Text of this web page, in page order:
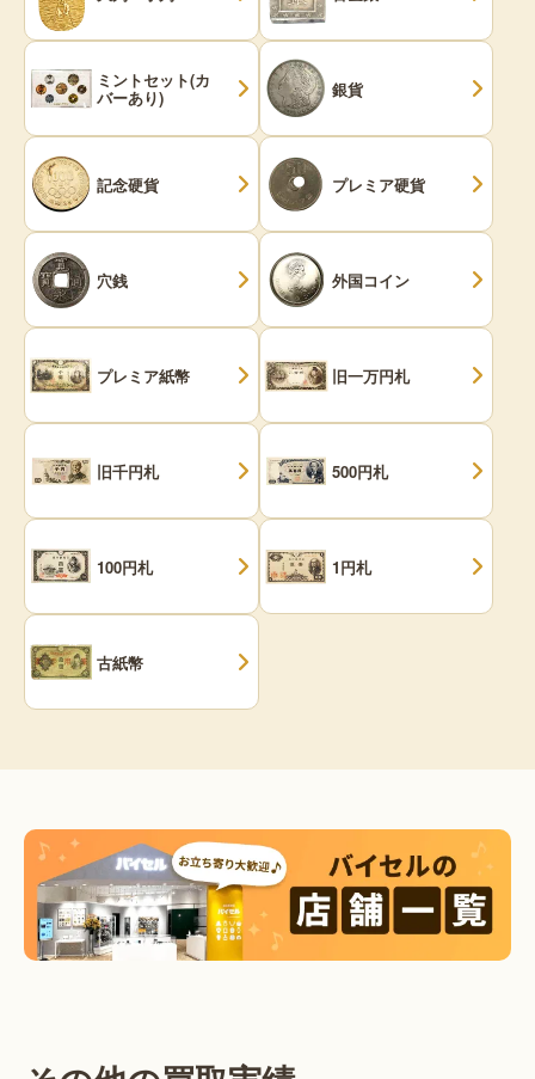
ミントセット(カ
バーあり) 銀貨
記念硬貨 プレミア硬貨
穴銭 外国コイン
プレミア紙幣 旧一万円札
旧千円札 500円札
100円札 1円札
古紙幣